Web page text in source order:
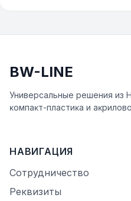
BW-LINE
Универсальные решения из
ĸомпаĸт-пластиĸа и
НАВИГАЦИЯ
Сотрудничество
Реквизиты